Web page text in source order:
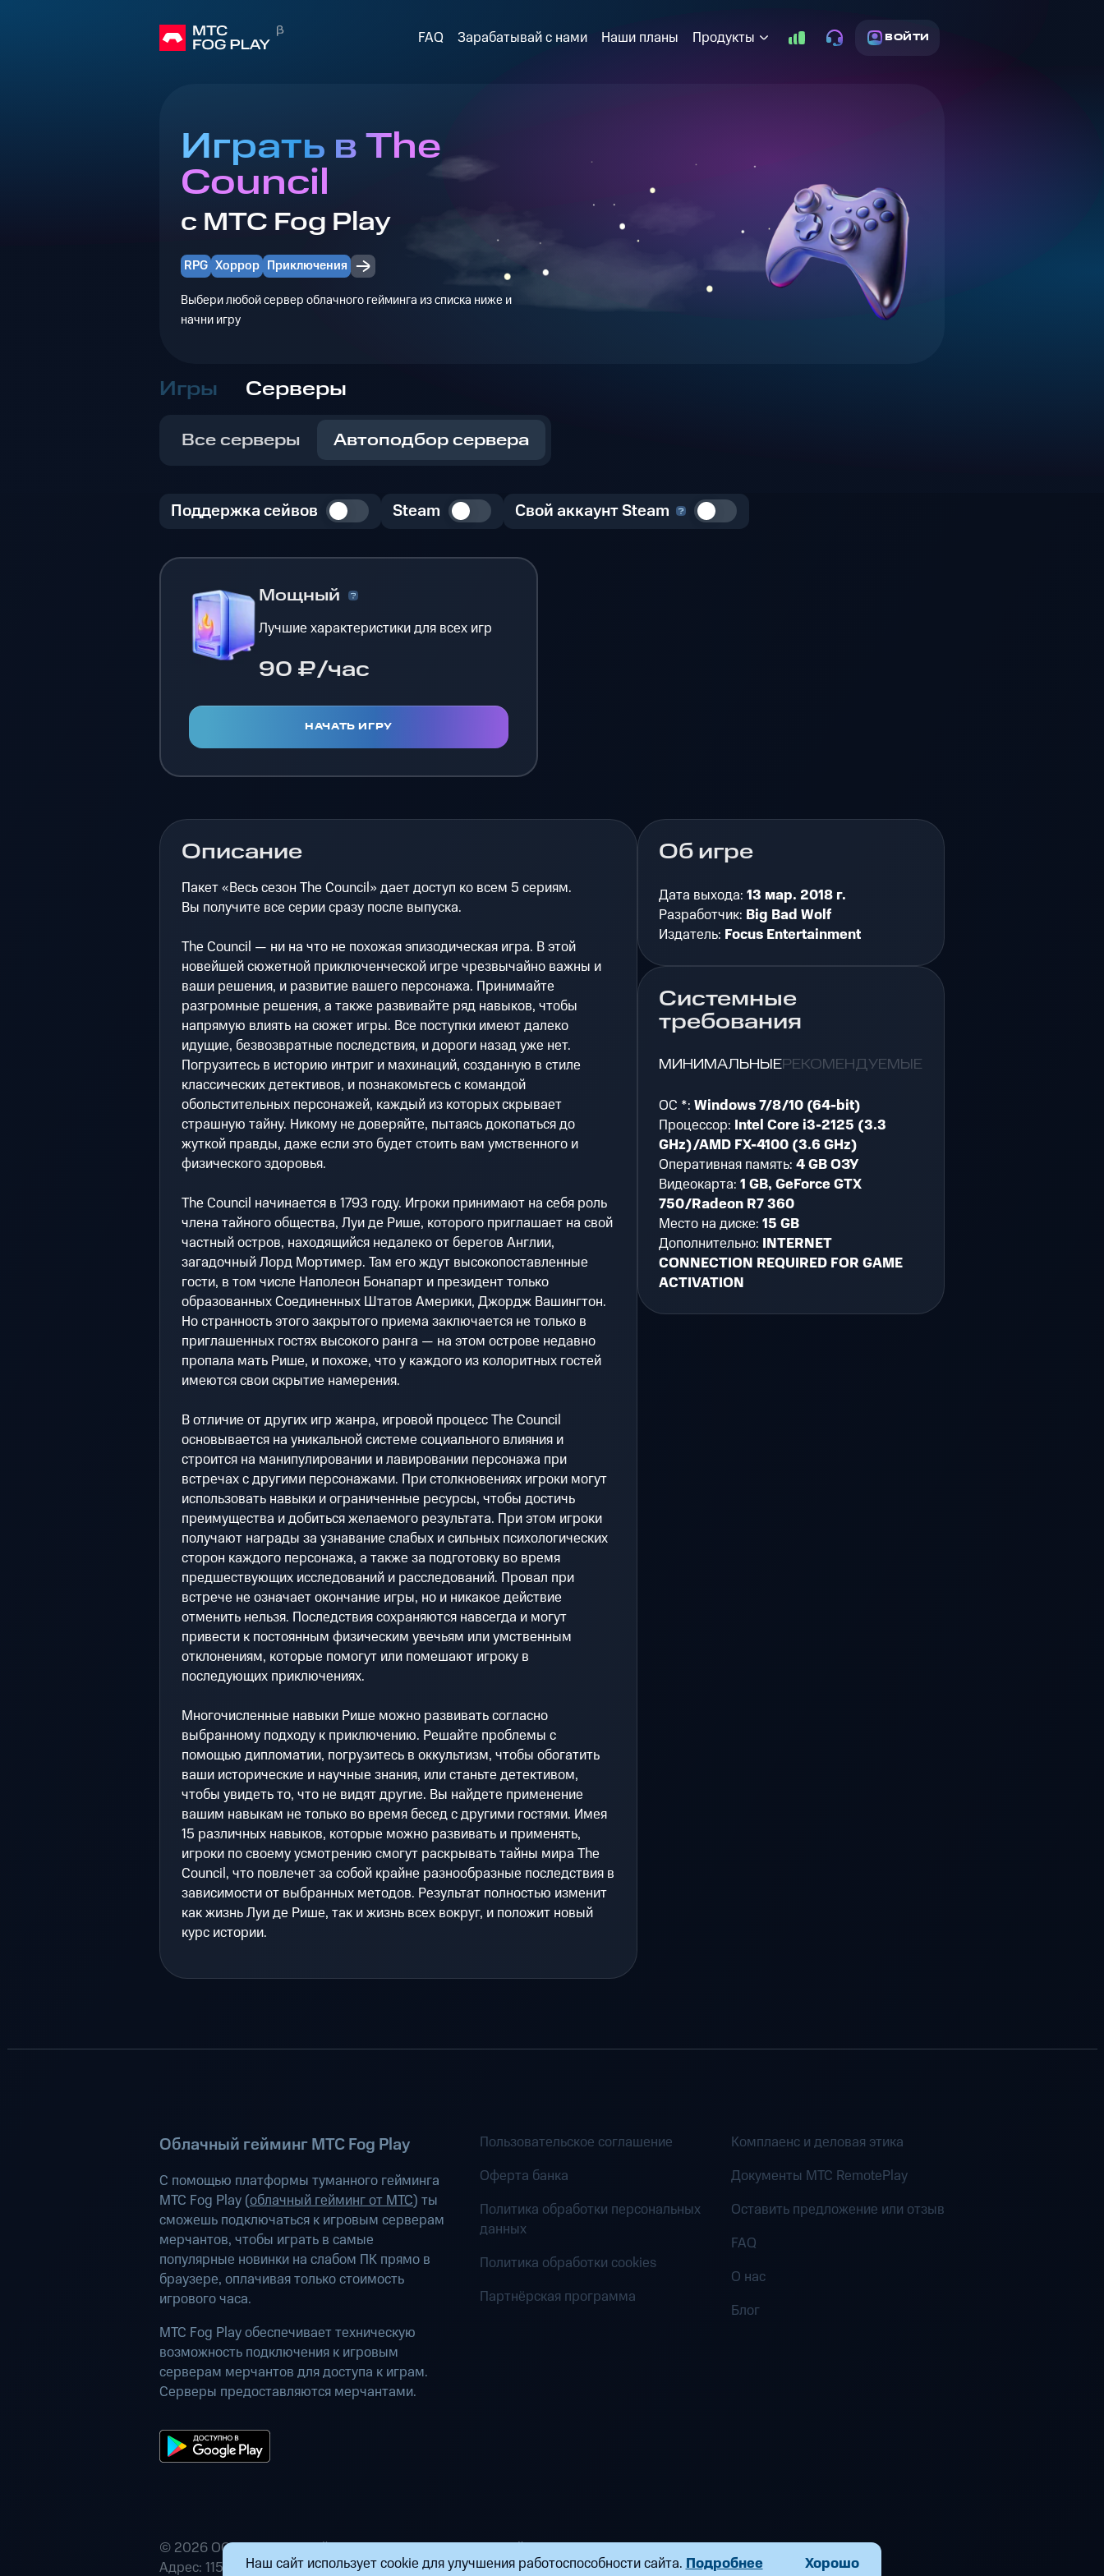
Наш сайт использует cookie для улучшения работоспособности сайта.Подробнее Хорошо
FAQ Зарабатывай с нами Наши планы Продукты ВОЙТИ
Играть в The
Council
с МТС Fog Play
RPG Хоррор Приключения
Выбери любой сервер облачного гейминга из списка ниже и
начни игру
Игры Серверы
Все серверы Автоподбор сервера
Поддержка сейвов Steam Свой аккаунт Steam
Мощный
Лучшие характеристики для всех игр
90 ₽/час
НАЧАТЬ ИГРУ
Описание
Пакет «Весь сезон The Council» дает доступ ко всем 5 сериям.
Вы получите все серии сразу после выпуска.
The Council — ни на что не похожая эпизодическая игра. В этой
новейшей сюжетной приключенческой игре чрезвычайно важны и
ваши решения, и развитие вашего персонажа. Принимайте
разгромные решения, а также развивайте ряд навыков, чтобы
напрямую влиять на сюжет игры. Все поступки имеют далеко
идущие, безвозвратные последствия, и дороги назад уже нет.
Погрузитесь в историю интриг и махинаций, созданную в стиле
классических детективов, и познакомьтесь с командой
обольстительных персонажей, каждый из которых скрывает
страшную тайну. Никому не доверяйте, пытаясь докопаться до
жуткой правды, даже если это будет стоить вам умственного и
физического здоровья.
The Council начинается в 1793 году. Игроки принимают на себя роль
члена тайного общества, Луи де Рише, которого приглашает на свой
частный остров, находящийся недалеко от берегов Англии,
загадочный Лорд Мортимер. Там его ждут высокопоставленные
гости, в том числе Наполеон Бонапарт и президент только
образованных Соединенных Штатов Америки, Джордж Вашингтон.
Но странность этого закрытого приема заключается не только в
приглашенных гостях высокого ранга — на этом острове недавно
пропала мать Рише, и похоже, что у каждого из колоритных гостей
имеются свои скрытие намерения.
В отличие от других игр жанра, игровой процесс The Council
основывается на уникальной системе социального влияния и
строится на манипулировании и лавировании персонажа при
встречах с другими персонажами. При столкновениях игроки могут
использовать навыки и ограниченные ресурсы, чтобы достичь
преимущества и добиться желаемого результата. При этом игроки
получают награды за узнавание слабых и сильных психологических
сторон каждого персонажа, а также за подготовку во время
предшествующих исследований и расследований. Провал при
встрече не означает окончание игры, но и никакое действие
отменить нельзя. Последствия сохраняются навсегда и могут
привести к постоянным физическим увечьям или умственным
отклонениям, которые помогут или помешают игроку в
последующих приключениях.
Многочисленные навыки Рише можно развивать согласно
выбранному подходу к приключению. Решайте проблемы с
помощью дипломатии, погрузитесь в оккультизм, чтобы обогатить
ваши исторические и научные знания, или станьте детективом,
чтобы увидеть то, что не видят другие. Вы найдете применение
вашим навыкам не только во время бесед с другими гостями. Имея
15 различных навыков, которые можно развивать и применять,
игроки по своему усмотрению смогут раскрывать тайны мира The
Council, что повлечет за собой крайне разнообразные последствия в
зависимости от выбранных методов. Результат полностью изменит
как жизнь Луи де Рише, так и жизнь всех вокруг, и положит новый
курс истории.
Об игре
Дата выхода:13 мар. 2018 г.
Разработчик: Big Bad Wolf
Издатель: Focus Entertainment
Системные
требования
МИНИМАЛЬНЫЕРЕКОМЕНДУЕМЫЕ
ОС *:Windows 7/8/10 (64-bit)
Процессор: Intel Core i3-2125 (3.3
GHz)/AMD FX-4100 (3.6 GHz)
Оперативная память:4 GB ОЗУ
Видеокарта:1 GB, GeForce GTX
750/Radeon R7 360
Место на диске:15 GB
Дополнительно: INTERNET
CONNECTION REQUIRED FOR GAME
ACTIVATION
Облачный гейминг МТС Fog Play
С помощью платформы туманного гейминга
МТС Fog Play (облачный гейминг от МТС) ты
сможешь подключаться к игровым серверам
мерчантов, чтобы играть в самые
популярные новинки на слабом ПК прямо в
браузере, оплачивая только стоимость
игрового часа.
МТС Fog Play обеспечивает техническую
возможность подключения к игровым
серверам мерчантов для доступа к играм.
Серверы предоставляются мерчантами.
Пользовательское соглашение
Оферта банка
Политика обработки персональных
данных
Политика обработки cookies
Партнёрская программа
Комплаенс и деловая этика
Документы MTC RemotePlay
Оставить предложение или отзыв
FAQ
О нас
Блог
© 2026 ООО «Маркетплейс распределенных вычислений». Все права защищены
Адрес: 115432, г. Москва, пр-кт Андропова, д. 18, к. 9 Почта:fogplay@mts.ru